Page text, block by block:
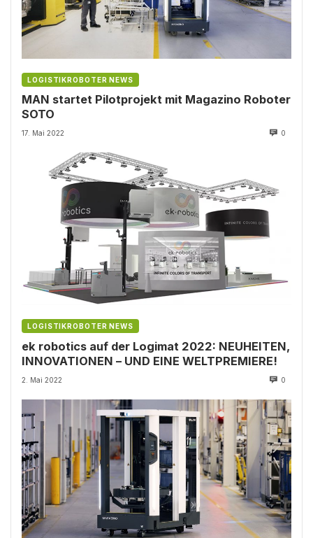
LOGISTIKROBOTER NEWS
MAN startet Pilotprojekt mit Magazino Roboter
SOTO
17. Mai 2022 0
LOGISTIKROBOTER NEWS
ek robotics auf der Logimat 2022: NEUHEITEN,
INNOVATIONEN – UND EINE WELTPREMIERE!
2. Mai 2022 0